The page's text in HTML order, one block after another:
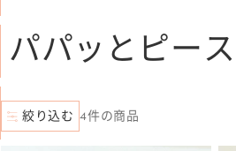
コ
ク
パパッとピー
絞り込む 4件の商品